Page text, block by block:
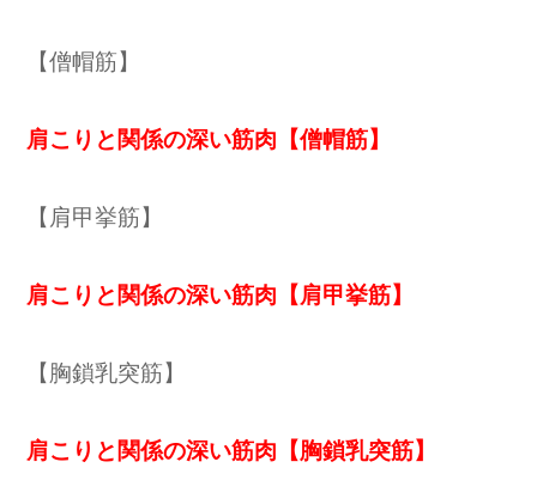
【僧帽筋】
肩こりと関係の深い筋肉【僧帽筋】
【肩甲挙筋】
肩こりと関係の深い筋肉【肩甲挙筋】
【胸鎖乳突筋】
肩こりと関係の深い筋肉【胸鎖乳突筋】